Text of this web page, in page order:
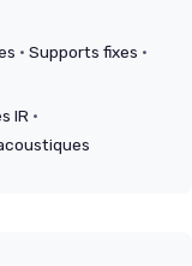
· Supports fixes ·
IR ·